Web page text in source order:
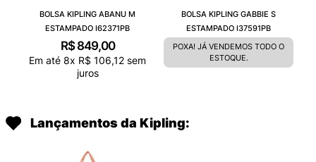
BOLSA KIPLING ABANU M
ESTAMPADO I62371PB
R$ 849,00
Em até 8x R$ 106,12 sem
juros
BOLSA KIPLING GABBIE S
ESTAMPADO I37591PB
POXA! JÁ VENDEMOS TODO O
ESTOQUE.
Lançamentos da Kipling: